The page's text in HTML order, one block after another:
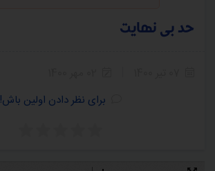
حد بی نهایت
برای نظر دادن اولین باش!